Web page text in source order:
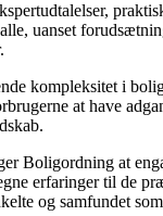
uanset
kompleksitet i
at have
Boligordning at
erfaringer til de
og samfundet